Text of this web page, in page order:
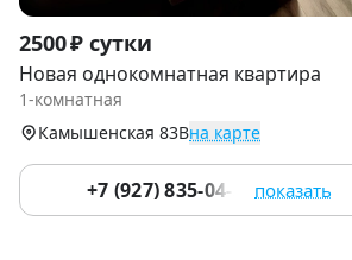
Item
1
of
2500 ₽ сутки
Новая однокомнатная квартира
1-комнатная
Камышенская 83Вна карте
+7 (927) 835-04-56 показать